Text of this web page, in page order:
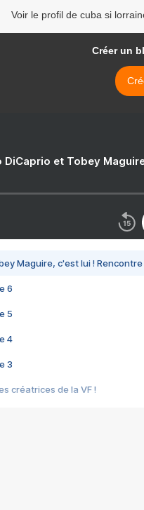
Voir le profil de cuba si
Créer un
DiCaprio et Tobey
Maguire, c'est lui !
6
5
4
3
créatrices de la VF !